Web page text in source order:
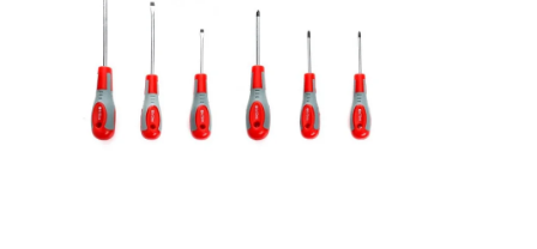
Dětská hřiště
Autodoplňky